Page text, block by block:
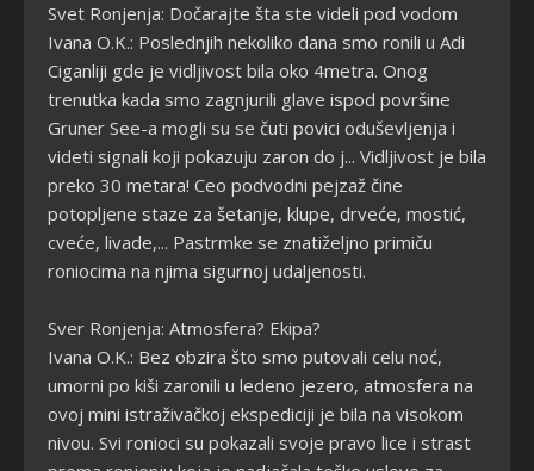
Svet Ronjenja: Dočarajte šta ste videli pod vodom
Ivana O.K.: Poslednjih nekoliko dana smo ronili u Adi
Ciganliji gde je vidljivost bila oko 4metra. Onog
trenutka kada smo zagnjurili glave ispod površine
Gruner See-a mogli su se čuti povici oduševljenja i
videti signali koji pokazuju zaron do j... Vidljivost je bila
preko 30 metara! Ceo podvodni pejzaž čine
potopljene staze za šetanje, klupe, drveće, mostić,
cveće, livade,... Pastrmke se znatiželjno primiču
roniocima na njima sigurnoj udaljenosti.
Sver Ronjenja: Atmosfera? Ekipa?
Ivana O.K.: Bez obzira što smo putovali celu noć,
umorni po kiši zaronili u ledeno jezero, atmosfera na
ovoj mini istraživačkoj ekspediciji je bila na visokom
nivou. Svi ronioci su pokazali svoje pravo lice i strast